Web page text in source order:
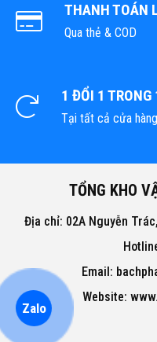
THANH TOÁN
Qua thẻ & COD
1 ĐỔI 1 TRONG
Tại tất cả cửa
TỔNG KHO
Địa chỉ: 02A Nguyễn
Email:
Website:
Zalo